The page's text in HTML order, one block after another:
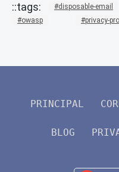
disposable-email
owasp
privacy-
PRINCIPAL
BLOG